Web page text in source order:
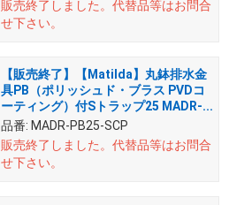
販売終了しました。 代替品等はお問合
せ下さい。
【販売終了】【Matilda】丸鉢排水金
具PB（ポリッシュド・ブラス PVDコ
ーティング）付Sトラップ25 MADR-...
品番: MADR-PB25-SCP
販売終了しました。 代替品等はお問合
せ下さい。